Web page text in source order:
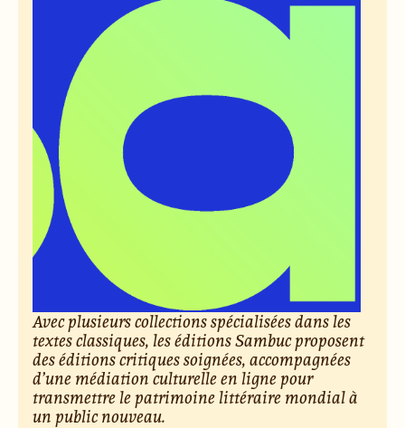
Avec plusieurs collections spécialisées dans les
textes classiques, les éditions Sambuc proposent
des éditions critiques soignées, accompagnées
d’une médiation culturelle en ligne pour
transmettre le patrimoine littéraire mondial à
un public nouveau.